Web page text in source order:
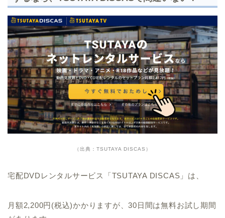
（出典：TSUTAYA DISCAS）
宅配DVDレンタルサービス「TSUTAYA DISCAS」は、
月額2,200円(税込)かかりますが、30日間は無料お試し期間